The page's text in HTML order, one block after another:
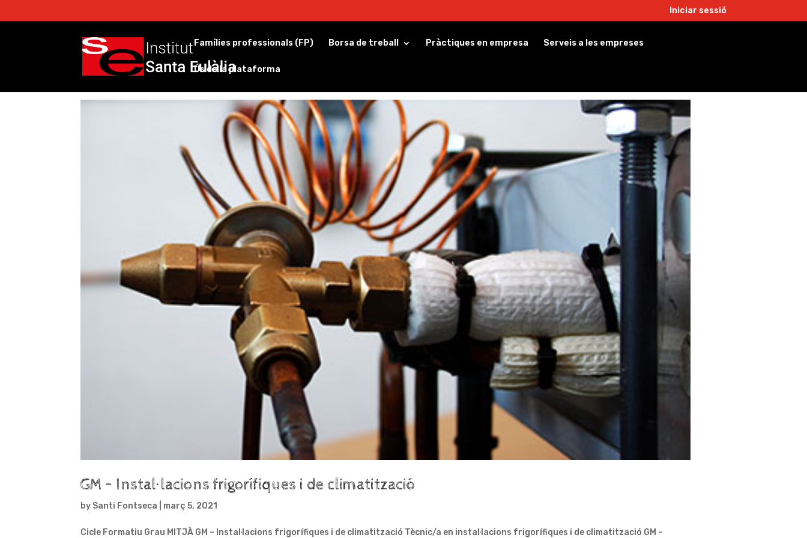
Iniciar sessió
Famílies professionals (FP) Borsa de treball Pràctiques en empresa Serveis a les empreses
Ús de la plataforma
GM – Instal·lacions frigorífiques i de climatització
by Santi Fontseca març 5, 2021
Cicle Formatiu Grau MITJÀ GM – Instal·lacions frigorífiques i de climatització Tècnic/a en instal·lacions frigorífiques i de climatització GM –